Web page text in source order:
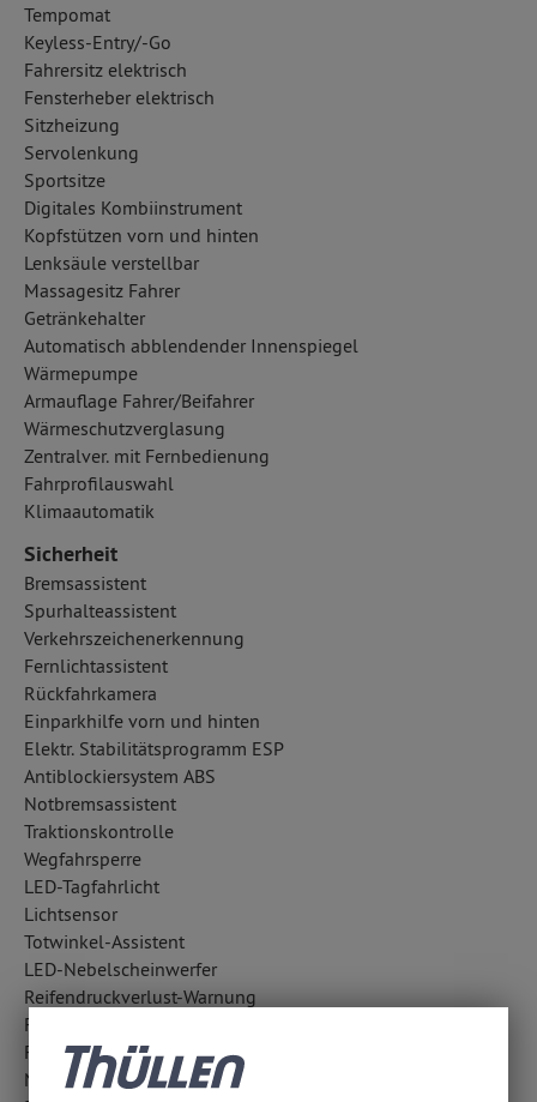
Tempomat
Keyless-Entry/-Go
Fahrersitz elektrisch
Fensterheber elektrisch
Sitzheizung
Servolenkung
Sportsitze
Digitales Kombiinstrument
Kopfstützen vorn und hinten
Lenksäule verstellbar
Massagesitz Fahrer
Getränkehalter
Automatisch abblendender Innenspiegel
Wärmepumpe
Armauflage Fahrer/Beifahrer
Wärmeschutzverglasung
Zentralver. mit Fernbedienung
Fahrprofilauswahl
Klimaautomatik
Sicherheit
Bremsassistent
Spurhalteassistent
Verkehrszeichenerkennung
Fernlichtassistent
Rückfahrkamera
Einparkhilfe vorn und hinten
Elektr. Stabilitätsprogramm ESP
Antiblockiersystem ABS
Notbremsassistent
Traktionskontrolle
Wegfahrsperre
LED-Tagfahrlicht
Lichtsensor
Totwinkel-Assistent
LED-Nebelscheinwerfer
Reifendruckverlust-Warnung
Fahrlichtautomatik
Fußgängerschutzsystem
Notrufsystem